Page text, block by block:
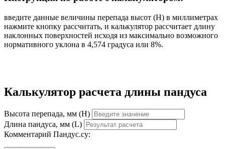
введите данные величины перепада высот (Н) в миллиметрах
нажмите кнопку рассчитать, и калькулятор рассчитает длину
наклонных поверхностей исходя из максимально возможного
нормативного уклона в 4,574 градуса или 8%.
Калькулятор расчета длины пандуса
Высота перепада, мм (H)
Длина пандуса, мм (L)
Комментарий Пандус.су: